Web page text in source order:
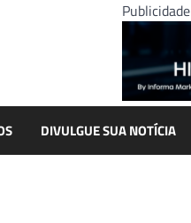
Publicidade
DIVULGUE SUA NOTÍCIA